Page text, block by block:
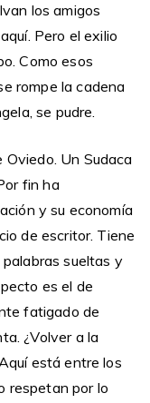
los amigos
Pero el exilio
Como esos
rompe la cadena
se pudre.
Un Sudaca
fin ha
y su economía
de escritor. Tiene
sueltas y
es el de
fatigado de
¿Volver a la
está entre los
respetan por lo